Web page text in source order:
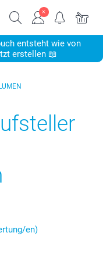
entsteht wie von
erstellen 📖
en)